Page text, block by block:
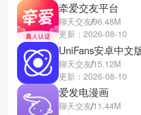
牵爱交友平台
聊天交友96.48M
更新：2026-08-10
UniFans安卓中文
聊天交友15.12M
更新：2026-08-10
爱发电漫画
聊天交友11.44M